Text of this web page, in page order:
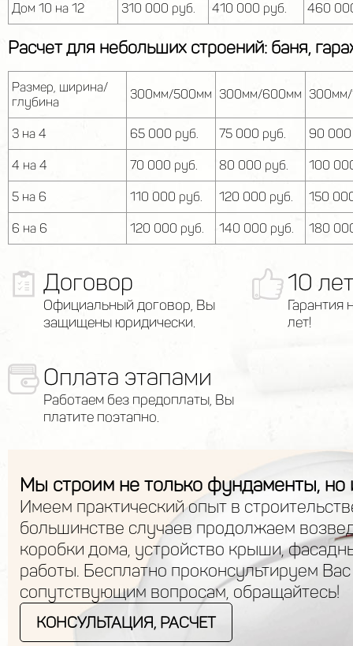
Дом 10 на 12 310 000 руб. 410 000 руб. 460
Расчет для небольших строений: баня,
Размер, ширина/
глубина
300мм/500мм 300мм/600мм
3 на 4 65 000 руб. 75 000 руб. 90 000
4 на 4 70 000 руб. 80 000 руб. 100
5 на 6 110 000 руб. 120 000 руб. 150
6 на 6 120 000 руб. 140 000 руб. 180
Договор
Официальный договор, Вы
защищены юридически.
10 лет
Гарантия
лет!
Оплата этапами
Работаем без предоплаты, Вы
платите поэтапно.
Мы строим не только фундаменты, но
Имеем практический опыт в
большинстве случаев продолжаем
коробки дома, устройство крыши,
работы. Бесплатно проконсультируем
сопутствующим вопросам, обращайтесь!
КОНСУЛЬТАЦИЯ, РАСЧЕТ